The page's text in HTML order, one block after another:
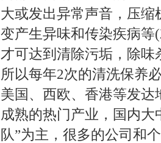
大或发出异常声音，压
变产生异味和传染疾病
才可达到清除污垢，除
所以每年2次的清洗保养
美国、西欧、香港等发
成熟的热门产业，国内
队”为主，很多的公司和